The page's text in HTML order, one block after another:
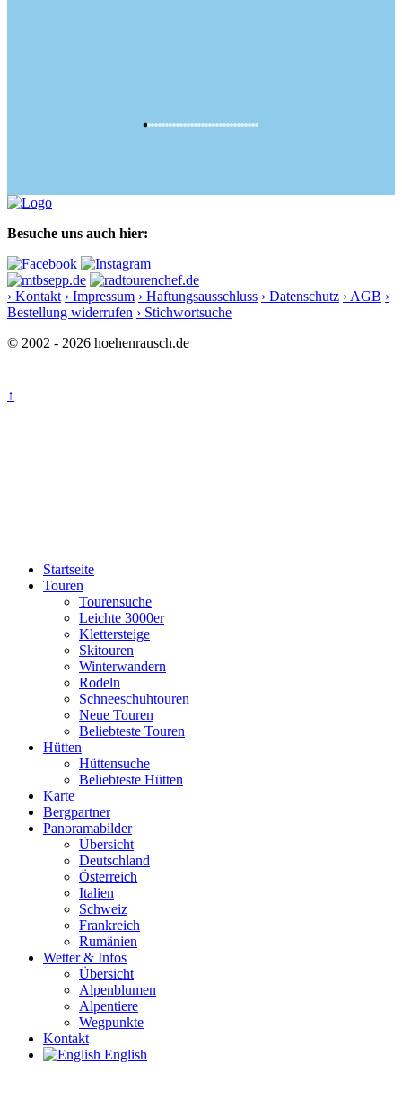
Besuche uns auch hier:
› Kontakt › Impressum › Haftungsausschluss › Datenschutz › AGB ›
Bestellung widerrufen › Stichwortsuche
© 2002 - 2026 hoehenrausch.de
↑
Startseite
Touren
Tourensuche
Leichte 3000er
Klettersteige
Skitouren
Winterwandern
Rodeln
Schneeschuhtouren
Neue Touren
Beliebteste Touren
Hütten
Hüttensuche
Beliebteste Hütten
Karte
Bergpartner
Panoramabilder
Übersicht
Deutschland
Österreich
Italien
Schweiz
Frankreich
Rumänien
Wetter & Infos
Übersicht
Alpenblumen
Alpentiere
Wegpunkte
Kontakt
English